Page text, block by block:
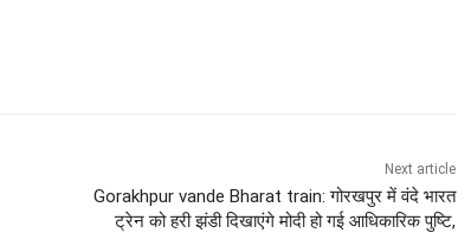
Next article
Gorakhpur vande Bharat train: गोरखपुर में वंदे भारत
ट्रेन को हरी झंडी दिखाएंगे मोदी हो गई आधिकारिक पुष्टि,